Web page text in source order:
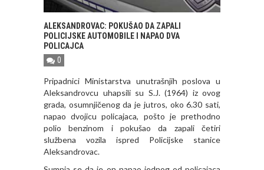
ALEKSANDROVAC: POKUŠAO DA ZAPALI
POLICIJSKE AUTOMOBILE I NAPAO DVA
POLICAJCA
0
Pripadnici Ministarstva unutrašnjih poslova u
Aleksandrovcu uhapsili su S.J. (1964) iz ovog
grada, osumnjičenog da je jutros, oko 6.30 sati,
napao dvojicu policajaca, pošto je prethodno
polio benzinom i pokušao da zapali četiri
službena vozila ispred Policijske stanice
Aleksandrovac.